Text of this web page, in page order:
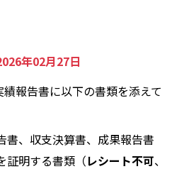
年02月27日
報告書に以下の書類を添えて
書、収支決算書、成果報告書
証明する書類（レシート不可、